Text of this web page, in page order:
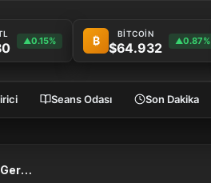
▲0.15% ₿ BİTCOİN
$64.932 ▲0.87%
Seans Odası Son Dakika
Sermayesiz İş Fikirleri, Sermaye Gerektirmeyen İşler